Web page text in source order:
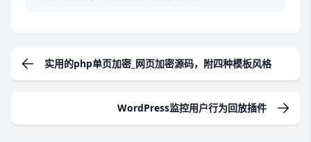
实用的php单页加密_网页加密源码，附四种模板风格
WordPress监控用户行为回放插件